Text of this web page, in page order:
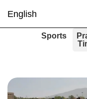
English
Sports